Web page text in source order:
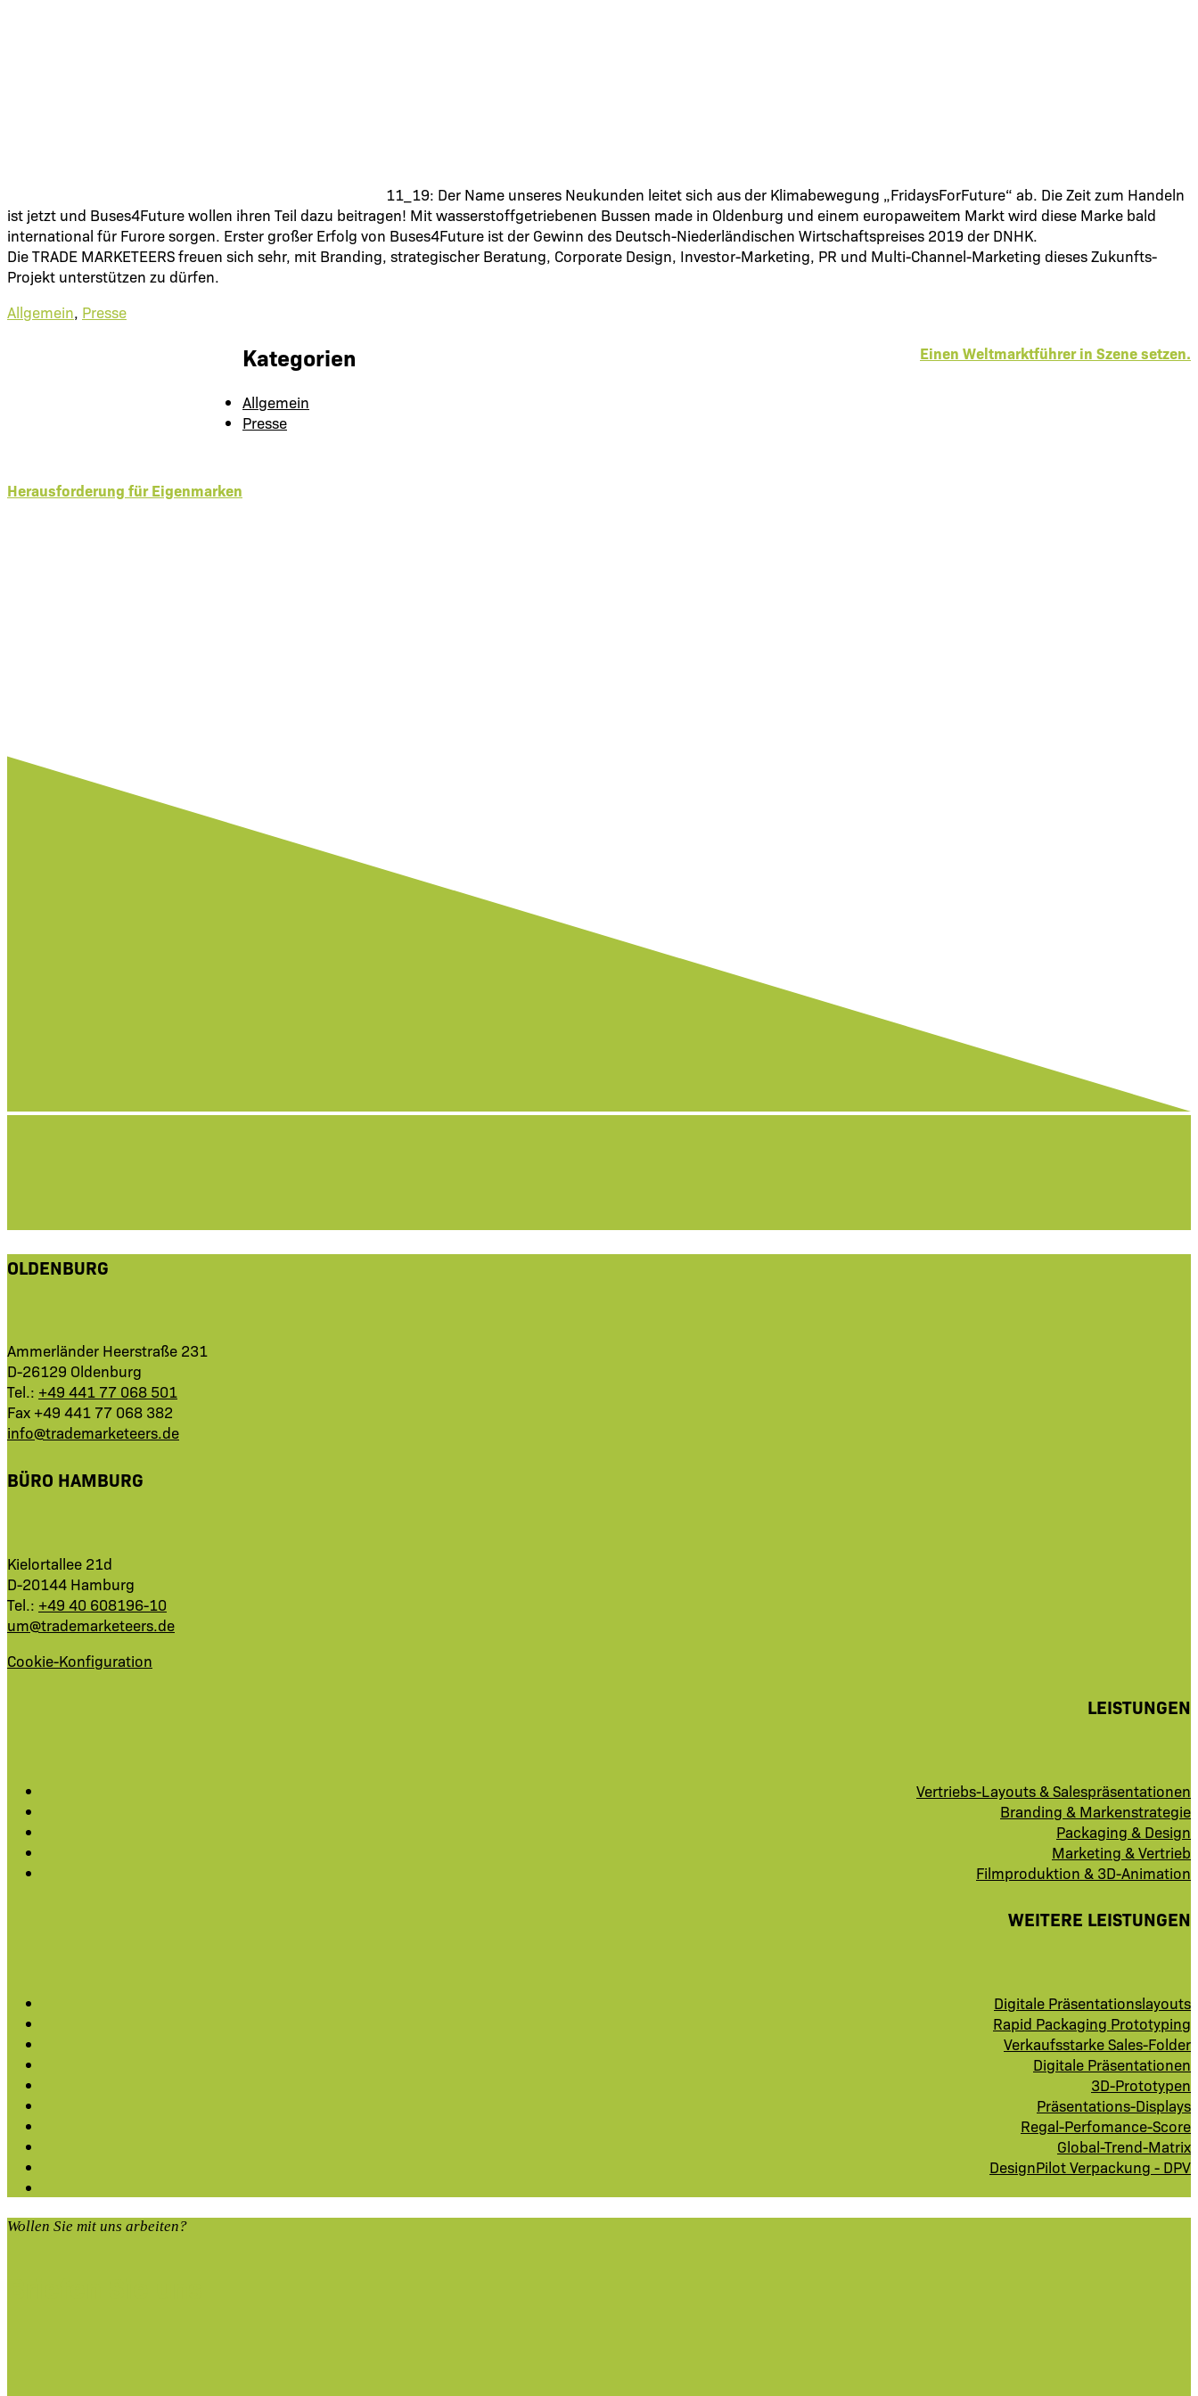
11_19: Der Name unseres Neukunden leitet sich aus der Klimabewegung „FridaysForFuture“ ab. Die Zeit zum Handeln
ist jetzt und Buses4Future wollen ihren Teil dazu beitragen! Mit wasserstoffgetriebenen Bussen made in Oldenburg und einem europaweitem Markt wird diese Marke bald
international für Furore sorgen. Erster großer Erfolg von Buses4Future ist der Gewinn des Deutsch-Niederländischen Wirtschaftspreises 2019 der DNHK.
Die TRADE MARKETEERS freuen sich sehr, mit Branding, strategischer Beratung, Corporate Design, Investor-Marketing, PR und Multi-Channel-Marketing dieses Zukunfts-
Projekt unterstützen zu dürfen.
Allgemein, Presse
Herausforderung für Eigenmarken
Einen Weltmarktführer in Szene setzen.
Kategorien
Allgemein
Presse
OLDENBURG
Ammerländer Heerstraße 231
D-26129 Oldenburg
Tel.: +49 441 77 068 501
Fax +49 441 77 068 382
info@trademarketeers.de
BÜRO HAMBURG
Kielortallee 21d
D-20144 Hamburg
Tel.: +49 40 608196-10
um@trademarketeers.de
Cookie-Konfiguration
LEISTUNGEN
Vertriebs-Layouts & Salespräsentationen
Branding & Markenstrategie
Packaging & Design
Marketing & Vertrieb
Filmproduktion & 3D-Animation
WEITERE LEISTUNGEN
Digitale Präsentationslayouts
Rapid Packaging Prototyping
Verkaufsstarke Sales-Folder
Digitale Präsentationen
3D-Prototypen
Präsentations-Displays
Regal-Perfomance-Score
Global-Trend-Matrix
DesignPilot Verpackung - DPV
Wollen Sie mit uns arbeiten?